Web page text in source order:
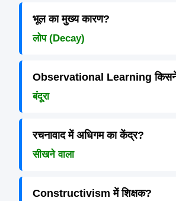
भूल का मुख्य कारण?
लोप (Decay)
Observational Learning किसने
बंदूरा
रचनावाद में अधिगम का केंद्र?
सीखने वाला
Constructivism में शिक्षक?